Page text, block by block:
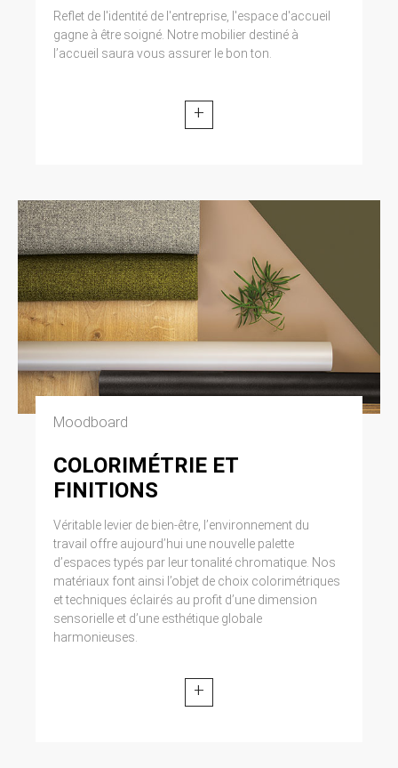
Reflet de l'identité de l'entreprise, l'espace d'accueil
gagne à être soigné. Notre mobilier destiné à
l’accueil saura vous assurer le bon ton.
+
Moodboard
COLORIMÉTRIE ET
FINITIONS
Véritable levier de bien-être, l’environnement du
travail offre aujourd’hui une nouvelle palette
d’espaces typés par leur tonalité chromatique. Nos
matériaux font ainsi l’objet de choix colorimétriques
et techniques éclairés au profit d’une dimension
sensorielle et d’une esthétique globale
harmonieuses.
+